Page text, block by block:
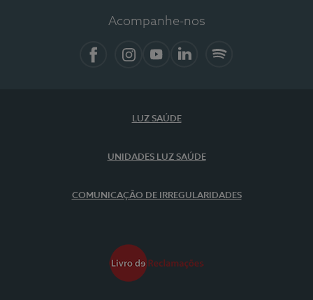
Acompanhe-nos
LUZ SAÚDE
UNIDADES LUZ SAÚDE
COMUNICAÇÃO DE IRREGULARIDADES